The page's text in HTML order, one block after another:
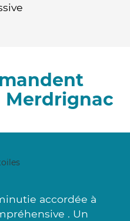
Merdrignac
accordée à
. Un